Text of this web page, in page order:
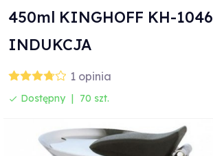
450ml KINGHOFF KH-1046
INDUKCJA
1 opinia
Dostępny 70 szt.